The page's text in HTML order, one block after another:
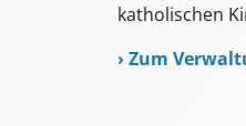
katholischen
› Zum